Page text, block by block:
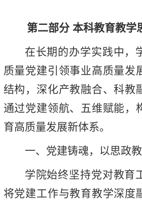
第二部分 本科教育教学
在长期的办学实践中，
质量党建引领事业高质量发
结构，深化产教融合、科教
通过党建领航、五维赋能，
育高质量发展新体系。
一、党建铸魂，以思政
学院始终坚持党对教育
将党建工作与教育教学深度